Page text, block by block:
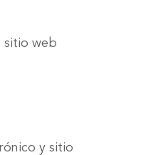
sitio web
y sitio